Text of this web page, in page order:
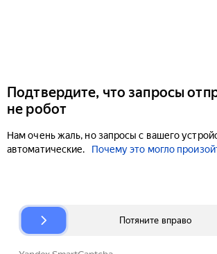
Подтвердите, что запросы
не робот
Нам очень жаль, но запросы с вашего
автоматические.
Почему это могло